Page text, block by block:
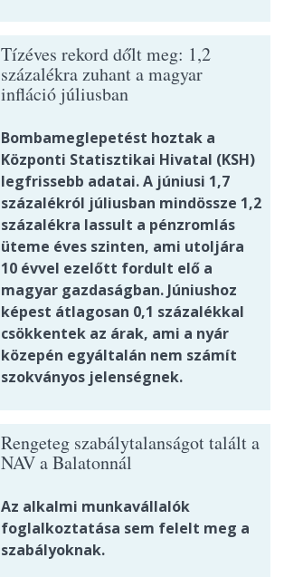
Tízéves rekord dőlt meg: 1,2
százalékra zuhant a magyar
infláció júliusban
Bombameglepetést hoztak a
Központi Statisztikai Hivatal (KSH)
legfrissebb adatai. A júniusi 1,7
százalékról júliusban mindössze 1,2
százalékra lassult a pénzromlás
üteme éves szinten, ami utoljára
10 évvel ezelőtt fordult elő a
magyar gazdaságban. Júniushoz
képest átlagosan 0,1 százalékkal
csökkentek az árak, ami a nyár
közepén egyáltalán nem számít
szokványos jelenségnek.
Rengeteg szabálytalanságot talált a
NAV a Balatonnál
Az alkalmi munkavállalók
foglalkoztatása sem felelt meg a
szabályoknak.